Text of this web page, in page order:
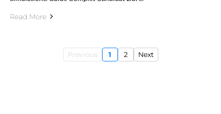
Read More
Previous 1 2 Next